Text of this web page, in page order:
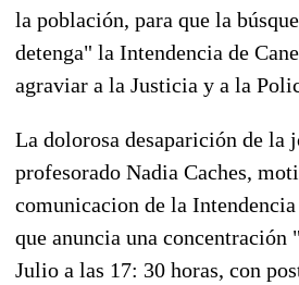
la población, para que la
detenga" la Intendencia de
agraviar a la Justicia y a la
La dolorosa desaparición de la
profesorado Nadia Caches,
comunicacion de la Intendencia
que anuncia una concentración
Julio a las 17: 30 horas, con